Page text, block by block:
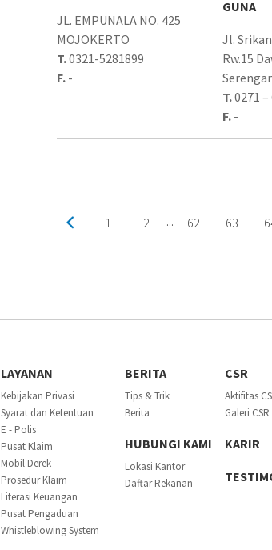
JL. EMPUNALA NO. 425
MOJOKERTO
T.0321-5281899
F. -
GUNA
Jl.
Rw.15
T.0271 –
F.-
1 2 ... 62 63
LAYANAN
Kebijakan Privasi
Syarat dan Ketentuan
E - Polis
Pusat Klaim
Mobil Derek
Prosedur Klaim
Literasi Keuangan
Pusat Pengaduan
Whistleblowing System
BERITA
Tips & Trik
Berita
HUBUNGI KAMI
Lokasi Kantor
Daftar Rekanan
CSR
Aktifitas
Galeri CSR
KARIR